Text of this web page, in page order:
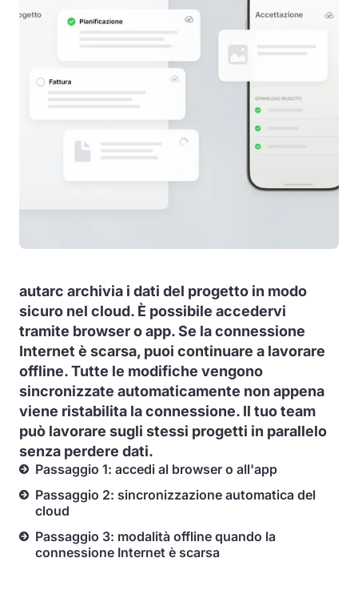
autarc archivia i dati del progetto in modo
sicuro nel cloud. È possibile accedervi
tramite browser o app. Se la connessione
Internet è scarsa, puoi continuare a lavorare
offline. Tutte le modifiche vengono
sincronizzate automaticamente non appena
viene ristabilita la connessione. Il tuo team
può lavorare sugli stessi progetti in parallelo
senza perdere dati.
Passaggio 1: accedi al browser o all'app
Passaggio 2: sincronizzazione automatica del
cloud
Passaggio 3: modalità offline quando la
connessione Internet è scarsa